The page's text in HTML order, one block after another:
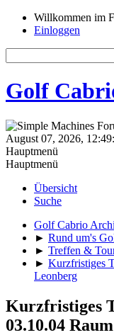
Willkommen im
Einloggen
Golf
August 07, 2026,
Hauptmenü
Hauptmenü
Übersicht
Suche
Golf Cabrio
► Rund um's
► Treffen &
► Kurzfristiges
Leonberg
Kurzfristiges
03.10.04